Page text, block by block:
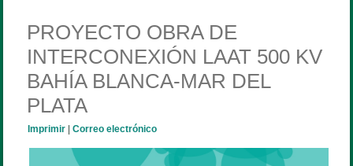
PROYECTO OBRA DE
INTERCONEXIÓN LAAT 500 KV
BAHÍA BLANCA-MAR DEL
PLATA
Imprimir |Correo electrónico